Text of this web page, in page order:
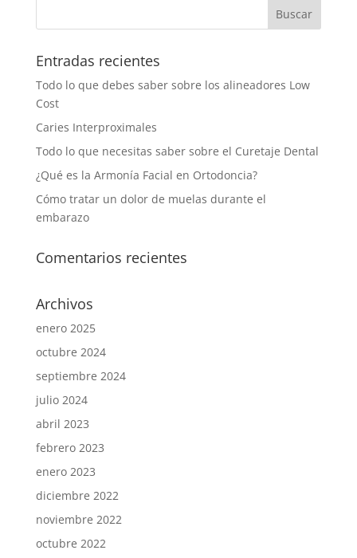
Entradas recientes
Todo lo que debes saber sobre los alineadores Low
Cost
Caries Interproximales
Todo lo que necesitas saber sobre el Curetaje Dental
¿Qué es la Armonía Facial en Ortodoncia?
Cómo tratar un dolor de muelas durante el
embarazo
Comentarios recientes
Archivos
enero 2025
octubre 2024
septiembre 2024
julio 2024
abril 2023
febrero 2023
enero 2023
diciembre 2022
noviembre 2022
octubre 2022